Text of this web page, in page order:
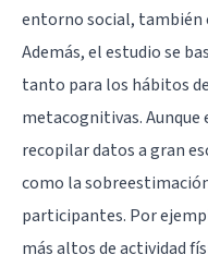
entorno social, también
Además, el estudio se
tanto para los hábitos
metacognitivas.
recopilar datos a gran
como la
participantes. Por
más altos de actividad